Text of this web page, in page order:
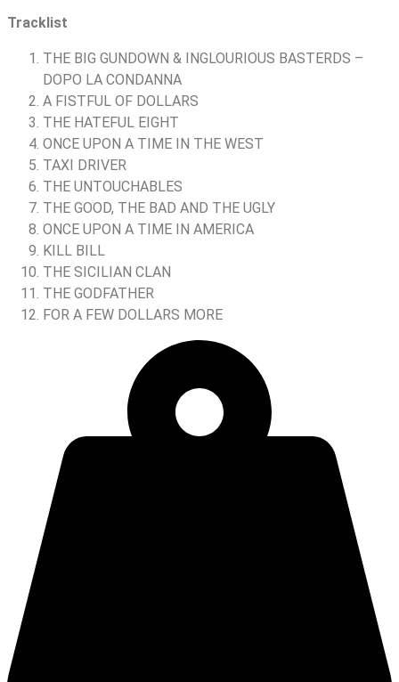
Tracklist
THE BIG GUNDOWN & INGLOURIOUS BASTERDS –
DOPO LA CONDANNA
A FISTFUL OF DOLLARS
THE HATEFUL EIGHT
ONCE UPON A TIME IN THE WEST
TAXI DRIVER
THE UNTOUCHABLES
THE GOOD, THE BAD AND THE UGLY
ONCE UPON A TIME IN AMERICA
KILL BILL
THE SICILIAN CLAN
THE GODFATHER
FOR A FEW DOLLARS MORE